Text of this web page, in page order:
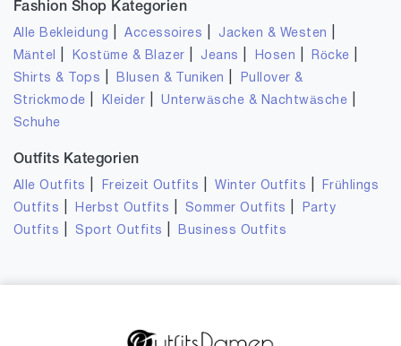
Fashion Shop Kategorien
Alle Bekleidung |Accessoires Jacken & Westen
Mäntel Kostüme & Blazer Jeans Hosen Röcke
Shirts & Tops Blusen & Tuniken
Pullover &
Strickmode
Kleider |Unterwäsche & Nachtwäsche
Schuhe
Outfits Kategorien
Alle Outfits Freizeit Outfits |Winter Outfits
Frühlings
Outfits
Herbst Outfits Sommer Outfits
Party
Outfits
Sport Outfits Business Outfits